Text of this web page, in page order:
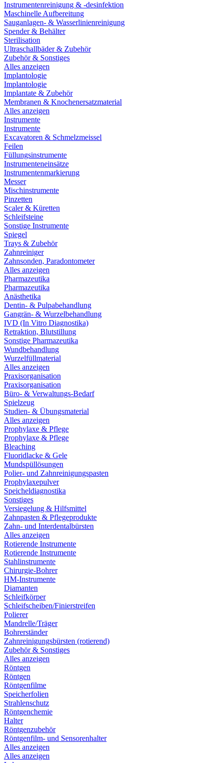
Instrumentenreinigung & -desinfektion
Maschinelle Aufbereitung
Sauganlagen- & Wasserlinienreinigung
Spender & Behälter
Sterilisation
Ultraschallbäder & Zubehör
Zubehör & Sonstiges
Alles anzeigen
Implantologie
Implantologie
Implantate & Zubehör
Membranen & Knochenersatzmaterial
Alles anzeigen
Instrumente
Instrumente
Excavatoren & Schmelzmeissel
Feilen
Füllungsinstrumente
Instrumenteneinsätze
Instrumentenmarkierung
Messer
Mischinstrumente
Pinzetten
Scaler & Küretten
Schleifsteine
Sonstige Instrumente
Spiegel
Trays & Zubehör
Zahnreiniger
Zahnsonden, Paradontometer
Alles anzeigen
Pharmazeutika
Pharmazeutika
Anästhetika
Dentin- & Pulpabehandlung
Gangrän- & Wurzelbehandlung
IVD (In Vitro Diagnostika)
Retraktion, Blutstillung
Sonstige Pharmazeutika
Wundbehandlung
Wurzelfüllmaterial
Alles anzeigen
Praxisorganisation
Praxisorganisation
Büro- & Verwaltungs-Bedarf
Spielzeug
Studien- & Übungsmaterial
Alles anzeigen
Prophylaxe & Pflege
Prophylaxe & Pflege
Bleaching
Fluoridlacke & Gele
Mundspüllösungen
Polier- und Zahnreinigungspasten
Prophylaxepulver
Speicheldiagnostika
Sonstiges
Versiegelung & Hilfsmittel
Zahnpasten & Pflegeprodukte
Zahn- und Interdentalbürsten
Alles anzeigen
Rotierende Instrumente
Rotierende Instrumente
Stahlinstrumente
Chirurgie-Bohrer
HM-Instrumente
Diamanten
Schleifkörper
Schleifscheiben/Finierstreifen
Polierer
Mandrelle/Träger
Bohrerständer
Zahnreinigungsbürsten (rotierend)
Zubehör & Sonstiges
Alles anzeigen
Röntgen
Röntgen
Röntgenfilme
Speicherfolien
Strahlenschutz
Röntgenchemie
Halter
Röntgenzubehör
Röntgenfilm- und Sensorenhalter
Alles anzeigen
Alles anzeigen